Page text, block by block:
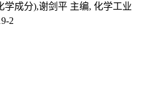
学成分),谢剑平 主编, 化学工业
2